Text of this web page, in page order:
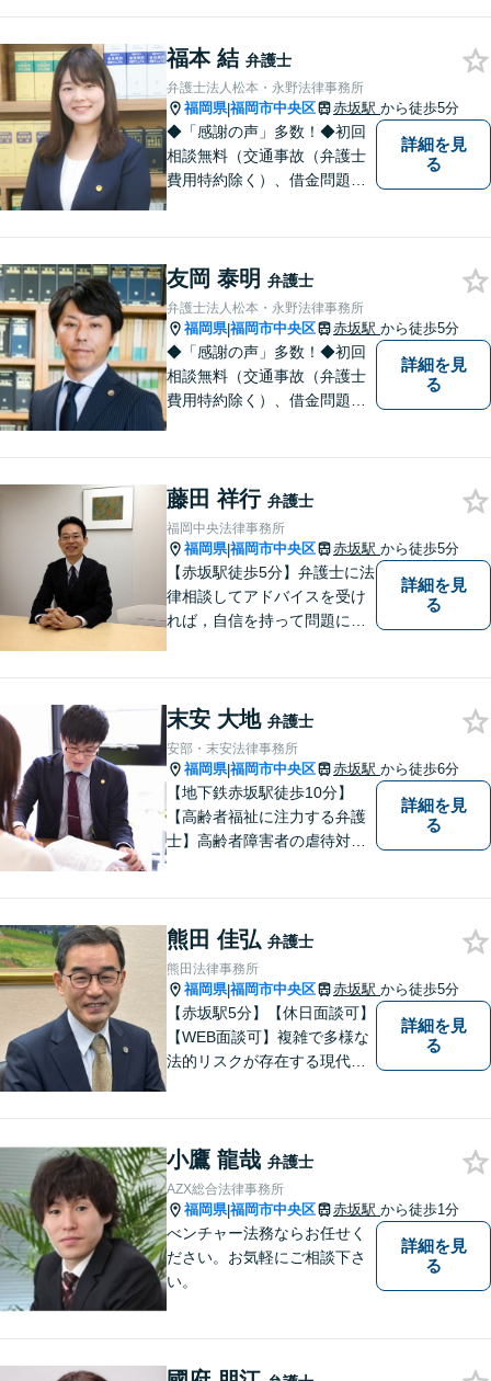
早く元の日常に戻れるよう、
めてまいります。お困りの際
は、ぜひご相談ください。
福本 結 弁護士
弁護士法人松本・永野法律事務所
福岡県|福岡市中央区 赤坂駅 から徒歩5分
◆「感謝の声」多数！◆初回
相談無料（交通事故（弁護士
費用特約除く）、借金問題、
詳細を見
る
友岡 泰明 弁護士
弁護士法人松本・永野法律事務所
福岡県|福岡市中央区 赤坂駅 から徒歩5分
◆「感謝の声」多数！◆初回
相談無料（交通事故（弁護士
費用特約除く）、借金問題、
～7年合計）
詳細を見
る
藤田 祥行 弁護士
福岡中央法律事務所
福岡県|福岡市中央区 赤坂駅 から徒歩5分
【赤坂駅徒歩5分】弁護士に法
律相談してアドバイスを受け
れば，自信を持って問題に対
抱え込まずにご相談くださ
い。
詳細を見
る
末安 大地 弁護士
安部・末安法律事務所
福岡県|福岡市中央区 赤坂駅 から徒歩6分
【地下鉄赤坂駅徒歩10分】
【高齢者福祉に注力する弁護
士】高齢者障害者の虐待対応
手広く対応実績ございます。
他士業との連携を図り、スム
ーズで一貫した対応が可能で
す。
詳細を見
る
熊田 佳弘 弁護士
熊田法律事務所
福岡県|福岡市中央区 赤坂駅 から徒歩5分
【赤坂駅5分】【休日面談可】
【WEB面談可】複雑で多様な
法的リスクが存在する現代社
としています。早めの相談が
問題解決への第一歩ですの
で、どうぞお気軽にご相談く
ださい。
詳細を見
る
小鷹 龍哉 弁護士
AZX総合法律事務所
福岡県|福岡市中央区 赤坂駅 から徒歩1分
べンチャー法務ならお任せく
ださい。お気軽にご相談下さ
い。
詳細を見
る